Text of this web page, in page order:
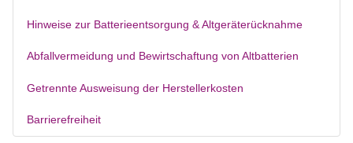
Hinweise zur Batterieentsorgung & Altgeräterücknahme
Abfallvermeidung und Bewirtschaftung von Altbatterien
Getrennte Ausweisung der Herstellerkosten
Barrierefreiheit